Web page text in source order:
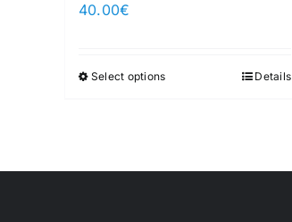
40.00€
Select options Details